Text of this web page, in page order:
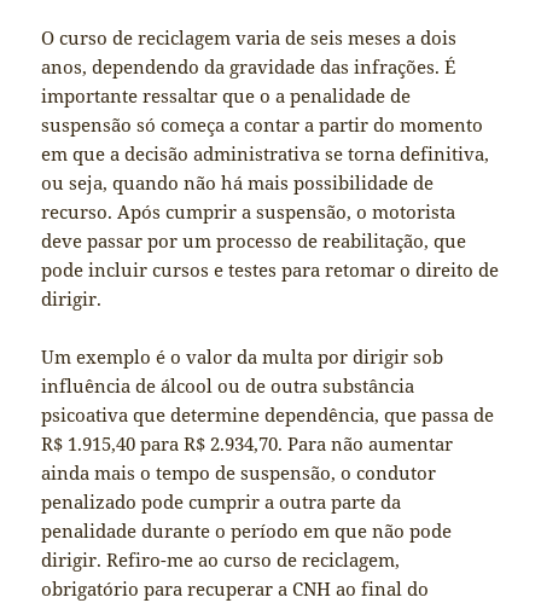
O curso de reciclagem varia de seis meses a dois
anos, dependendo da gravidade das infrações. É
importante ressaltar que o a penalidade de
suspensão só começa a contar a partir do momento
em que a decisão administrativa se torna definitiva,
ou seja, quando não há mais possibilidade de
recurso. Após cumprir a suspensão, o motorista
deve passar por um processo de reabilitação, que
pode incluir cursos e testes para retomar o direito de
dirigir.
Um exemplo é o valor da multa por dirigir sob
influência de álcool ou de outra substância
psicoativa que determine dependência, que passa de
R$ 1.915,40 para R$ 2.934,70. Para não aumentar
ainda mais o tempo de suspensão, o condutor
penalizado pode cumprir a outra parte da
penalidade durante o período em que não pode
dirigir. Refiro-me ao curso de reciclagem,
obrigatório para recuperar a CNH ao final do